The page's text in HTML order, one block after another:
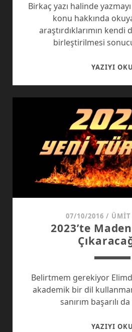
Birkaç yazı halinde
konu hakkında
araştırdıklarımın kendi
birleştirilmesi
YAZIYI OKU
07/10/2016 / ÜMIT
2023’te
Belirtmem gerekiyor
akademik bir dil
sanırım başarılı
YAZIYI OKU